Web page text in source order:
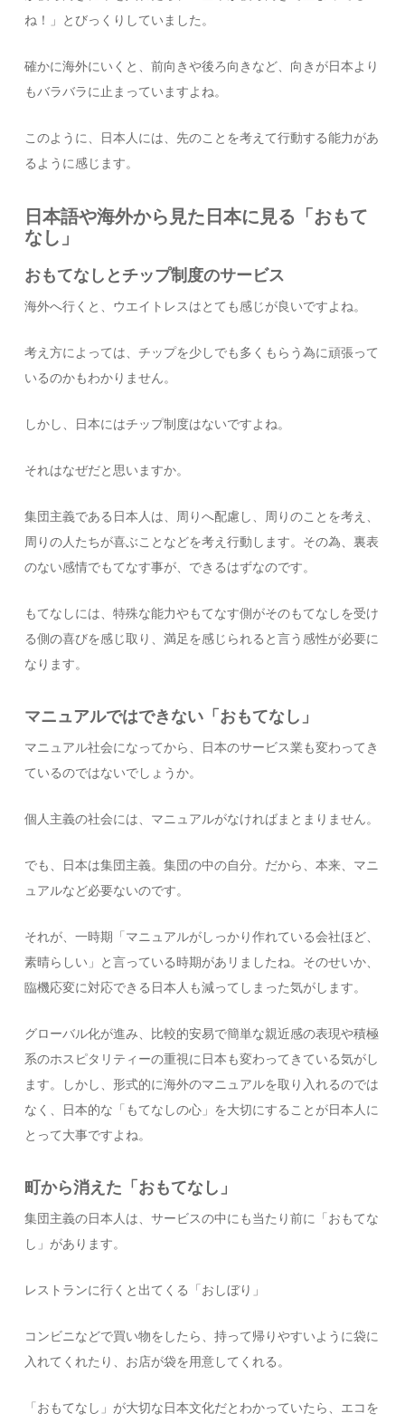
ね！」とびっくりしていました。
確かに海外にいくと、前向きや後ろ向きなど、向きが日本より
もバラバラに止まっていますよね。
このように、日本人には、先のことを考えて行動する能力があ
るように感じます。
日本語や海外から見た日本に見る「おもて
なし」
おもてなしとチップ制度のサービス
海外へ行くと、ウエイトレスはとても感じが良いですよね。
考え方によっては、チップを少しでも多くもらう為に頑張って
いるのかもわかりません。
しかし、日本にはチップ制度はないですよね。
それはなぜだと思いますか。
集団主義である日本人は、周りへ配慮し、周りのことを考え、
周りの人たちが喜ぶことなどを考え行動します。その為、裏表
のない感情でもてなす事が、できるはずなのです。
もてなしには、特殊な能力やもてなす側がそのもてなしを受け
る側の喜びを感じ取り、満足を感じられると言う感性が必要に
なります。
マニュアルではできない「おもてなし」
マニュアル社会になってから、日本のサービス業も変わってき
ているのではないでしょうか。
個人主義の社会には、マニュアルがなければまとまりません。
でも、日本は集団主義。集団の中の自分。だから、本来、マニ
ュアルなど必要ないのです。
それが、一時期「マニュアルがしっかり作れている会社ほど、
素晴らしい」と言っている時期があリましたね。そのせいか、
臨機応変に対応できる日本人も減ってしまった気がします。
グローバル化が進み、比較的安易で簡単な親近感の表現や積極
系のホスピタリティーの重視に日本も変わってきている気がし
ます。しかし、形式的に海外のマニュアルを取り入れるのでは
なく、日本的な「もてなしの心」を大切にすることが日本人に
とって大事ですよね。
町から消えた「おもてなし」
集団主義の日本人は、サービスの中にも当たり前に「おもてな
し」があります。
レストランに行くと出てくる「おしぼり」
コンビニなどで買い物をしたら、持って帰りやすいように袋に
入れてくれたり、お店が袋を用意してくれる。
「おもてなし」が大切な日本文化だとわかっていたら、エコを